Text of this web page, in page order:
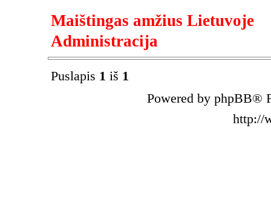
Maištingas amžius Lietuvoje
Administracija
Puslapis 1 iš 1
Powered by phpBB®
http://